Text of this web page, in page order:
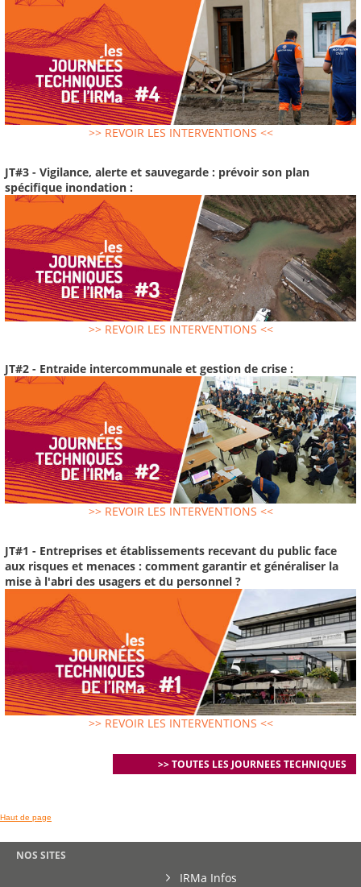
>> REVOIR LES INTERVENTIONS <<
JT#3 - Vigilance, alerte et sauvegarde : prévoir son plan
spécifique inondation :
>> REVOIR LES INTERVENTIONS <<
JT#2 - Entraide intercommunale et gestion de crise :
>> REVOIR LES INTERVENTIONS <<
JT#1 - Entreprises et établissements recevant du public face
aux risques et menaces : comment garantir et généraliser la
mise à l'abri des usagers et du personnel ?
>> REVOIR LES INTERVENTIONS <<
>> TOUTES LES JOURNEES TECHNIQUES
Haut de page
NOS SITES
IRMa Infos